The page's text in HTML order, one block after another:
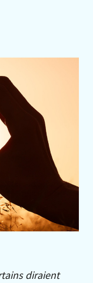
diraient